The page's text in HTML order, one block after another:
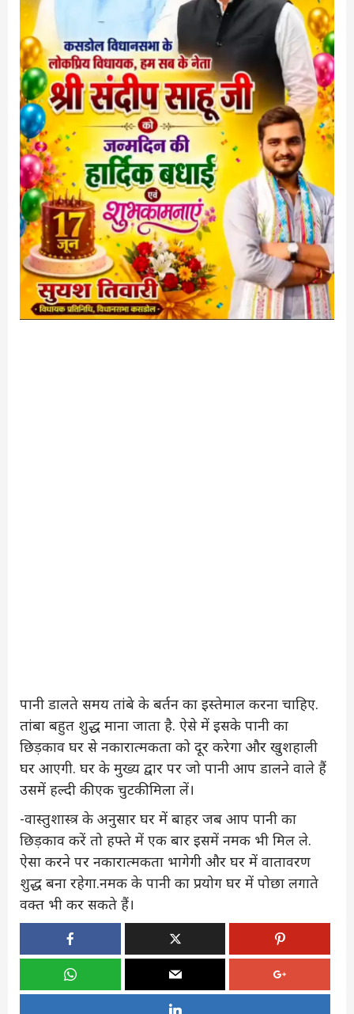
पानी डालते समय तांबे के बर्तन का इस्तेमाल करना चाहिए.
तांबा बहुत शुद्ध माना जाता है. ऐसे में इसके पानी का
छिड़काव घर से नकारात्मकता को दूर करेगा और खुशहाली
घर आएगी. घर के मुख्य द्वार पर जो पानी आप डालने वाले हैं
उसमें हल्दी की एक चुटकी मिला लें।
-वास्तुशास्त्र के अनुसार घर में बाहर जब आप पानी का
छिड़काव करें तो हफ्ते में एक बार इसमें नमक भी मिल ले.
ऐसा करने पर नकारात्मकता भागेगी और घर में वातावरण
शुद्ध बना रहेगा.नमक के पानी का प्रयोग घर में पोछा लगाते
वक्त भी कर सकते हैं।